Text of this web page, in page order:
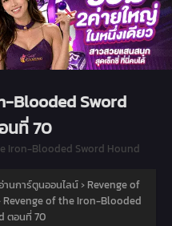
Blooded Sword
นที่ 70
Iron-Blooded Sword Hound
านการ์ตูนออนไลน์› Revenge of
Revenge of the Iron-Blooded
ตอนที่ 70